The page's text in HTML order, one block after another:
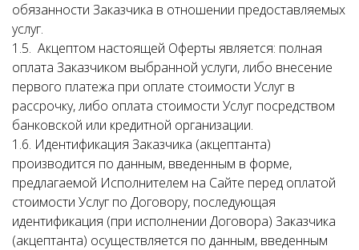
обязанности Заказчика в отношении предоставляемых
услуг.
1.5. Акцептом настоящей Оферты является: полная
оплата Заказчиком выбранной услуги, либо внесение
первого платежа при оплате стоимости Услуг в
рассрочку, либо оплата стоимости Услуг посредством
банковской или кредитной организации.
1.6. Идентификация Заказчика (акцептанта)
производится по данным, введенным в форме,
предлагаемой Исполнителем на Сайте перед оплатой
стоимости Услуг по Договору, последующая
идентификация (при исполнении Договора) Заказчика
(акцептанта) осуществляется по данным, введенным